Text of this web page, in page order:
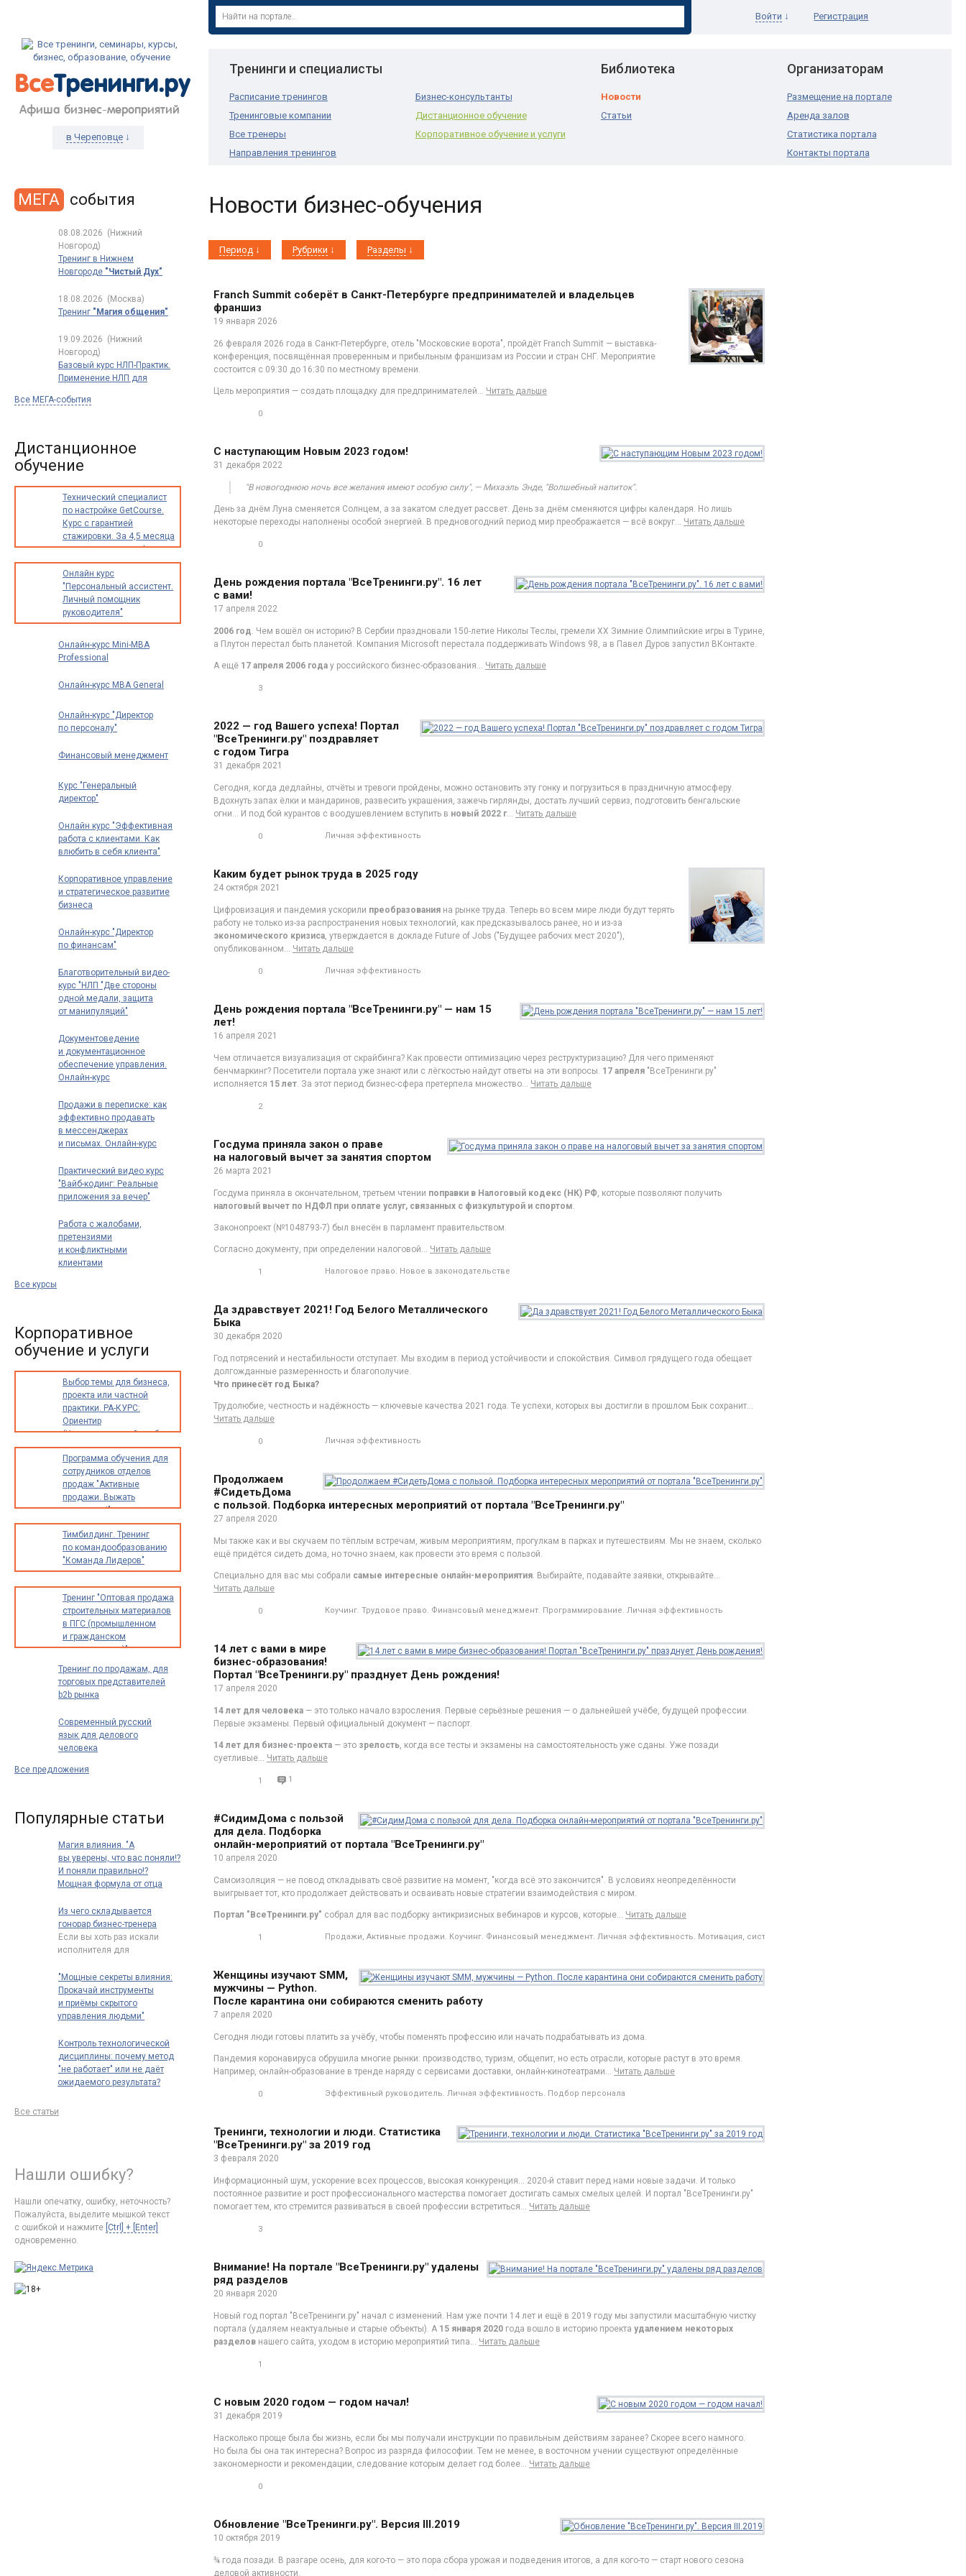
ВсеТренинги.ру
Афиша бизнес-мероприятий
в Череповце ↓
Войти ↓ Регистрация
Тренинги и специалисты
Расписание тренингов
Тренинговые компании
Все тренеры
Направления тренингов
Бизнес-консультанты
Дистанционное обучение
Корпоративное обучение и услуги
Библиотека
Новости
Статьи
Организаторам
Размещение на портале
Аренда залов
Статистика портала
Контакты портала
Новости бизнес-обучения
Период Рубрики Разделы
Franch Summit соберёт в Санкт-Петербурге предпринимателей и владельцев
франшиз
19 января 2026
26 февраля 2026 года в Санкт-Петербурге, отель "Московские ворота", пройдёт Franch Summit — выставка-
конференция, посвящённая проверенным и прибыльным франшизам из России и стран СНГ. Мероприятие
состоится с 09:30 до 16:30 по местному времени.
Цель мероприятия — создать площадку для предпринимателей… Читать дальше
0
С наступающим Новым 2023 годом!
31 декабря 2022
"В новогоднюю ночь все желания имеют особую силу", — Михаэль Энде, "Волшебный напиток".
День за днём Луна сменяется Солнцем, а за закатом следует рассвет. День за днём сменяются цифры календаря. Но лишь
некоторые переходы наполнены особой энергией. В предновогодний период мир преображается — всё вокруг… Читать дальше
0
День рождения портала "ВсеТренинги.ру". 16 лет
с вами!
17 апреля 2022
2006 год. Чем вошёл он историю? В Сербии праздновали 150-летие Николы Теслы, гремели XX Зимние Олимпийские игры в Турине,
а Плутон перестал быть планетой. Компания Microsoft перестала поддерживать Windows 98, а в Павел Дуров запустил ВКонтакте.
А ещё 17 апреля 2006 года у российского бизнес-образования… Читать дальше
3
2022 — год Вашего успеха! Портал
"ВсеТренинги.ру" поздравляет
с годом Тигра
31 декабря 2021
Сегодня, когда дедлайны, отчёты и тревоги пройдены, можно остановить эту гонку и погрузиться в праздничную атмосферу.
Вдохнуть запах ёлки и мандаринов, развесить украшения, зажечь гирлянды, достать лучший сервиз, подготовить бенгальские
огни… И под бой курантов с воодушевлением вступить в новый 2022 г… Читать дальше
0
Личная эффективность
Каким будет рынок труда в 2025 году
24 октября 2021
Цифровизация и пандемия ускорили преобразования на рынке труда. Теперь во всем мире люди будут терять
работу не только из-за распространения новых технологий, как предсказывалось ранее, но и из-за
экономического кризиса, утверждается в докладе Future of Jobs ("Будущее рабочих мест 2020"),
опубликованном… Читать дальше
0
Личная эффективность
День рождения портала "ВсеТренинги.ру" — нам 15
лет!
16 апреля 2021
Чем отличается визуализация от скрайбинга? Как провести оптимизацию через реструктуризацию? Для чего применяют
бенчмаркинг? Посетители портала уже знают или с лёгкостью найдут ответы на эти вопросы. 17 апреля "ВсеТренинги.ру"
исполняется 15 лет. За этот период бизнес-сфера претерпела множество… Читать дальше
2
Госдума приняла закон о праве
на налоговый вычет за занятия спортом
26 марта 2021
Госдума приняла в окончательном, третьем чтении поправки в Налоговый кодекс (НК) РФ, которые позволяют получить
налоговый вычет по НДФЛ при оплате услуг, связанных с физкультурой и спортом.
Законопроект (№1048793-7) был внесён в парламент правительством.
Согласно документу, при определении налоговой… Читать дальше
1
Налоговое право. Новое в законодательстве
Да здравствует 2021! Год Белого Металлического
Быка
30 декабря 2020
Год потрясений и нестабильности отступает. Мы входим в период устойчивости и спокойствия. Символ грядущего года обещает
долгожданные размеренность и благополучие.
Что принесёт год Быка?
Трудолюбие, честность и надёжность — ключевые качества 2021 года. Те успехи, которых вы достигли в прошлом Бык сохранит…
Читать дальше
0
Личная эффективность
Продолжаем
#СидетьДома
с пользой. Подборка интересных мероприятий от портала "ВсеТренинги.ру"
27 апреля 2020
Мы также как и вы скучаем по тёплым встречам, живым мероприятиям, прогулкам в парках и путешествиям. Мы не знаем, сколько
ещё придётся сидеть дома, но точно знаем, как провести это время с пользой.
Специально для вас мы собрали самые интересные онлайн-мероприятия. Выбирайте, подавайте заявки, открывайте…
Читать дальше
0
Коучинг. Трудовое право. Финансовый менеджмент. Программирование. Личная эффективность
14 лет с вами в мире
бизнес-образования!
Портал "ВсеТренинги.ру" празднует День рождения!
17 апреля 2020
14 лет для человека — это только начало взросления. Первые серьёзные решения — о дальнейшей учёбе, будущей профессии.
Первые экзамены. Первый официальный документ — паспорт.
14 лет для бизнес-проекта — это зрелость, когда все тесты и экзамены на самостоятельность уже сданы. Уже позади
суетливые… Читать дальше
1 1
#СидимДома с пользой
для дела. Подборка
онлайн-мероприятий от портала "ВсеТренинги.ру"
10 апреля 2020
Самоизоляция — не повод откладывать своё развитие на момент, "когда всё это закончится". В условиях неопределённости
выигрывает тот, кто продолжает действовать и осваивать новые стратегии взаимодействия с миром.
Портал "ВсеТренинги.ру" собрал для вас подборку антикризисных вебинаров и курсов, которые… Читать дальше
1
Продажи, Активные продажи. Коучинг. Финансовый менеджмент. Личная эффективность. Мотивация, системы оплаты труда
Женщины изучают SMM,
мужчины — Python.
После карантина они собираются сменить работу
7 апреля 2020
Сегодня люди готовы платить за учёбу, чтобы поменять профессию или начать подрабатывать из дома.
Пандемия коронавируса обрушила многие рынки: производство, туризм, общепит, но есть отрасли, которые растут в это время.
Например, онлайн-образование в тренде наряду с сервисами доставки, онлайн-кинотеатрами… Читать дальше
0
Эффективный руководитель. Личная эффективность. Подбор персонала
Тренинги, технологии и люди. Статистика
"ВсеТренинги.ру" за 2019 год
3 февраля 2020
Информационный шум, ускорение всех процессов, высокая конкуренция… 2020-й ставит перед нами новые задачи. И только
постоянное развитие и рост профессионального мастерства помогает достигать самых смелых целей. И портал "ВсеТренинги.ру"
помогает тем, кто стремится развиваться в своей профессии встретиться… Читать дальше
3
Внимание! На портале "ВсеТренинги.ру" удалены
ряд разделов
20 января 2020
Новый год портал "ВсеТренинги.ру" начал с изменений. Нам уже почти 14 лет и ещё в 2019 году мы запустили масштабную чистку
портала (удаляем неактуальные и старые объекты). А 15 января 2020 года вошло в историю проекта удалением некоторых
разделов нашего сайта, уходом в историю мероприятий типа… Читать дальше
1
С новым 2020 годом — годом начал!
31 декабря 2019
Насколько проще была бы жизнь, если бы мы получали инструкции по правильным действиям заранее? Скорее всего намного.
Но была бы она так интересна? Вопрос из разряда философии. Тем не менее, в восточном учении существуют определённые
закономерности и рекомендации, следование которым делает год более… Читать дальше
0
Обновление "ВсеТренинги.ру". Версия III.2019
10 октября 2019
¾ года позади. В разгаре осень, для кого-то — это пора сбора урожая и подведения итогов, а для кого-то — старт нового сезона
деловой активности.
МЕГА события
08.08.2026 (Нижний
Новгород)
Тренинг в Нижнем
Новгороде "Чистый Дух"
18.08.2026 (Москва)
Тренинг "Магия общения"
19.09.2026 (Нижний
Новгород)
Базовый курс НЛП-Практик.
Применение НЛП для
Полный
по международным
стандартам
Все МЕГА-события
Дистанционное
обучение
Технический специалист
по настройке GetCourse.
Курс с гарантией
стажировки. За 4,5 месяца
освоите новую профессию
с доходом от 30 000
до 70 000 рублей в месяц
Онлайн курс
"Персональный ассистент.
Личный помощник
руководителя"
Онлайн-курс Mini-MBA
Professional
Онлайн-курс MBA General
Онлайн-курс "Директор
по персоналу"
Финансовый менеджмент
Курс "Генеральный
директор"
Онлайн курс "Эффективная
работа с клиентами. Как
влюбить в себя клиента"
Корпоративное управление
и стратегическое развитие
бизнеса
Онлайн-курс "Директор
по финансам"
Благотворительный видео-
курс "НЛП "Две стороны
одной медали, защита
от манипуляций"
Документоведение
и документационное
обеспечение управления.
Онлайн-курс
Продажи в переписке: как
эффективно продавать
в мессенджерах
и письмах. Онлайн-курс
Практический видео курс
"Вайб-кодинг: Реальные
приложения за вечер"
Работа с жалобами,
претензиями
и конфликтными
клиентами
Все курсы
Корпоративное
обучение и услуги
Выбор темы для бизнеса,
проекта или частной
практики. РА-КУРС:
Ориентир
(Индивидуальный разбор
опыта и идей для
предпринимателей,
экспертов
и специалистов)
Программа обучения для
сотрудников отделов
продаж "Активные
продажи. Выжать
максимум!"
Тимбилдинг. Тренинг
по командообразованию
"Команда Лидеров"
Тренинг "Оптовая продажа
строительных материалов
в ПГС (промышленном
и гражданском
строительстве)"
Тренинг по продажам, для
торговых представителей
b2b рынка
Современный русский
язык для делового
человека
Все предложения
Популярные статьи
Магия влияния. "А
вы уверены, что вас поняли!?
И поняли правильно!?
Мощная формула от отца
тебя нельзя было не понять"
"Вы уверены, что вас поняли?
что имел ввиду Марк Фабий
Квинтилиан* сказав:
Из чего складывается
гонорар бизнес-тренера
Если вы хоть раз искали
исполнителя для
то наверняка замечали…
"Мощные секреты влияния:
Прокачай инструменты
и приёмы скрытого
управления людьми"
управляет тот, кто проявляет
наибольшую гибкость"
восходит к кибернетике…
Контроль технологической
дисциплины: почему метод
"не работает" или не даёт
ожидаемого результата?
дисциплины: почему метод
Все статьи
Нашли ошибку?
Нашли опечатку, ошибку, неточность?
Пожалуйста, выделите мышкой текст
с ошибкой и нажмите [Ctrl] + [Enter]
одновременно.